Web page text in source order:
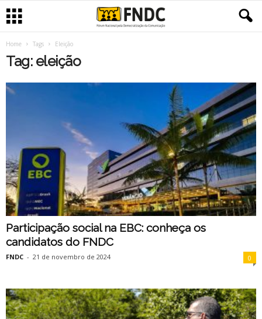
Home Tags Eleição
Tag: eleição
Participação social na EBC: conheça os
candidatos do FNDC
FNDC - 21 de novembro de 2024 0